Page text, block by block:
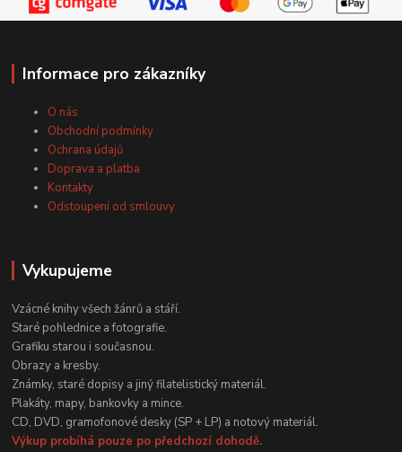
Informace pro zákazníky
O nás
Obchodní podmínky
Ochrana údajů
Doprava a platba
Kontakty
Odstoupení od smlouvy
Vykupujeme
Vzácné knihy všech žánrů a stáří.
Staré pohlednice a fotografie.
Grafiku starou i současnou.
Obrazy a kresby.
Známky, staré dopisy a jiný filatelistický materiál.
Plakáty, mapy, bankovky a mince.
CD, DVD, gramofonové desky (SP + LP) a notový materiál.
Výkup probíhá pouze po předchozí dohodě.